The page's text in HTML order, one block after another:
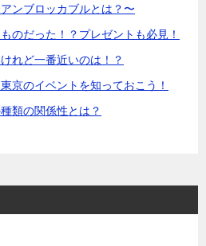
ンブロッカブルとは？〜
のだった！？プレゼントも必見！
れど一番近いのは！？
京のイベントを知っておこう！
類の関係性とは？